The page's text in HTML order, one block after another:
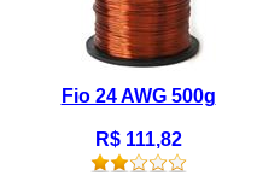
Fio 24 AWG 500g
R$ 111,82